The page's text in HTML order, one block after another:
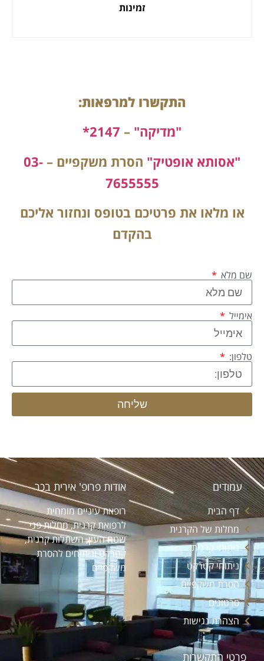
זמינות
התקשרו למרפאות:
"מדיקה" –
2147*
"אסותא אופטיק" הסרת משקפיים – 03-
7655555
או מלאו את פרטיכם בטופס ונחזור אליכם
בהקדם
שם מלא
אימייל
טלפון:
שליחה
עמודים
דף הבית
מחלות של הקרנית
ניתוחי קרנית
ניתוחי קטרקט
הסרת משקפיים
סרטונים
הצהרת נגישות
אודות פרופ' אירית בכר
רופאת עיניים מומחית
לרפואת קרנית, מחלות פני
שטח העין, השתלות קרנית,
קטרקט וניתוחים להסרת
משקפיים
פרטי התקשרות